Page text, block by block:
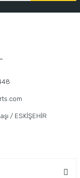
/ ESKİŞEHİR